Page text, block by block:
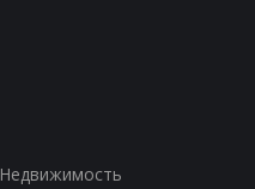
Недвижимость